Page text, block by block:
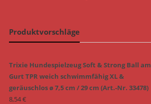
Produktvorschläge
Trixie Hundespielzeug Soft & Strong Ball am
Gurt TPR weich schwimmfähig XL &
geräuschlos ø 7,5 cm / 29 cm (Art.-Nr. 33478)
8,54€